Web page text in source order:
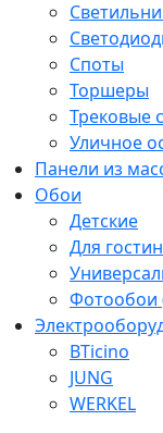
Споты
Торшеры
Трековые
Уличное
Панели из
Обои
Детские
Для
Фотообои
BTicino
JUNG
WERKEL